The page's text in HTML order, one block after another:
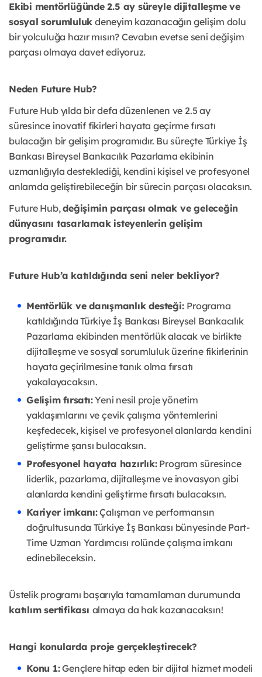
Ekibi mentörlüğünde 2.5 ay süreyle dijitalleşme ve
sosyal sorumluluk deneyim kazanacağın gelişim dolu
bir yolculuğa hazır mısın? Cevabın evetse seni değişim
parçası olmaya davet ediyoruz.
Neden Future Hub?
Future Hub yılda bir defa düzenlenen ve 2.5 ay
süresince inovatif fikirleri hayata geçirme fırsatı
bulacağın bir gelişim programıdır. Bu süreçte Türkiye İş
Bankası Bireysel Bankacılık Pazarlama ekibinin
uzmanlığıyla desteklediği, kendini kişisel ve profesyonel
anlamda geliştirebileceğin bir sürecin parçası olacaksın.
Future Hub,değişimin parçası olmak ve geleceğin
dünyasını tasarlamak isteyenlerin gelişim
programıdır.
Future Hub’a katıldığında seni neler bekliyor?
Mentörlük ve danışmanlık desteği: Programa
katıldığında Türkiye İş Bankası Bireysel Bankacılık
Pazarlama ekibinden mentörlük alacak ve birlikte
dijitalleşme ve sosyal sorumluluk üzerine fikirlerinin
hayata geçirilmesine tanık olma fırsatı
yakalayacaksın.
Gelişim fırsatı:Yeni nesil proje yönetim
yaklaşımlarını ve çevik çalışma yöntemlerini
keşfedecek, kişisel ve profesyonel alanlarda kendini
geliştirme şansı bulacaksın.
Profesyonel hayata hazırlık:Program süresince
liderlik, pazarlama, dijitalleşme ve inovasyon gibi
alanlarda kendini geliştirme fırsatı bulacaksın.
Kariyer imkanı:Çalışman ve performansın
doğrultusunda Türkiye İş Bankası bünyesinde Part-
Time Uzman Yardımcısı rolünde çalışma imkanı
edinebileceksin.
Üstelik programı başarıyla tamamlaman durumunda
katılım sertifikası almaya da hak kazanacaksın!
Hangi konularda proje gerçekleştirecek?
Konu 1:Gençlere hitap eden bir dijital hizmet modeli